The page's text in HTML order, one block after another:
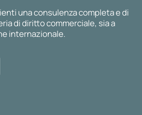
una consulenza completa e di
di diritto commerciale, sia a
internazionale.